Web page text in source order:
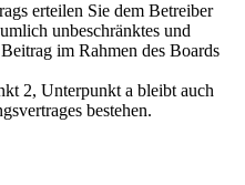
erteilen Sie dem Betreiber
unbeschränktes und
im Rahmen des Boards
2, Unterpunkt a bleibt auch
bestehen.